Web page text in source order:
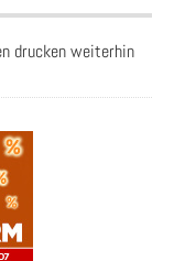
drucken weiterhin